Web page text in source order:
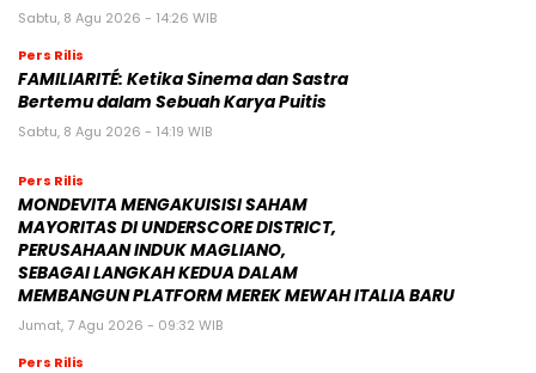
Sabtu, 8 Agu 2026 - 14:26 WIB
Pers Rilis
FAMILIARITÉ: Ketika Sinema dan Sastra
Bertemu dalam Sebuah Karya Puitis
Sabtu, 8 Agu 2026 - 14:19 WIB
Pers Rilis
MONDEVITA MENGAKUISISI SAHAM
MAYORITAS DI UNDERSCORE DISTRICT,
PERUSAHAAN INDUK MAGLIANO,
SEBAGAI LANGKAH KEDUA DALAM
MEMBANGUN PLATFORM MEREK MEWAH ITALIA BARU
Jumat, 7 Agu 2026 - 09:32 WIB
Pers Rilis